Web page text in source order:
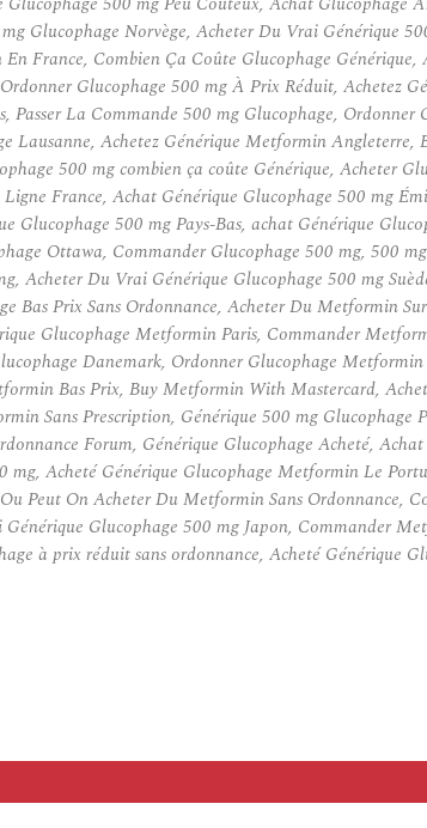
Glucophage Norvège, Acheter Du Vrai Générique
France, Combien Ça Coûte Glucophage
Glucophage 500 mg À Prix Réduit, Achetez
Passer La Commande 500 mg Glucophage,
Lausanne, Achetez Générique Metformin
500 mg combien ça coûte Générique, Acheter
France, Achat Générique Glucophage 500 mg
500 mg Pays-Bas, achat Générique
Ottawa, Commander Glucophage 500 mg, 500
Acheter Du Vrai Générique Glucophage 500 mg
Bas Prix Sans Ordonnance, Acheter Du Metformin
Glucophage Metformin Paris, Commander
Danemark, Ordonner Glucophage
Bas Prix, Buy Metformin With Mastercard,
Sans Prescription, Générique 500 mg Glucophage
Forum, Générique Glucophage Acheté,
mg, Acheté Générique Glucophage Metformin Le
Peut On Acheter Du Metformin Sans
Glucophage 500 mg Japon, Commander
à prix réduit sans ordonnance, Acheté Générique